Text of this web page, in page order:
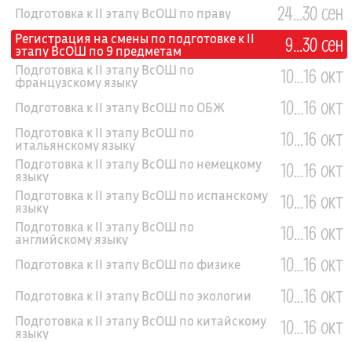
Подготовка к II этапу ВсОШ по праву 24...30 сен
Регистрация на смены по подготовке к II
этапу ВсОШ по 9 предметам 9...30 сен
Подготовка к II этапу ВсОШ по
французскому языку 10...16 окт
Подготовка к II этапу ВсОШ по ОБЖ 10...16 окт
Подготовка к II этапу ВсОШ по
итальянскому языку 10...16 окт
Подготовка к II этапу ВсОШ по немецкому
языку 10...16 окт
Подготовка к II этапу ВсОШ по испанскому
языку 10...16 окт
Подготовка к II этапу ВсОШ по
английскому языку 10...16 окт
Подготовка к II этапу ВсОШ по физике 10...16 окт
Подготовка к II этапу ВсОШ по экологии 10...16 окт
Подготовка к II этапу ВсОШ по китайскому
языку 10...16 окт